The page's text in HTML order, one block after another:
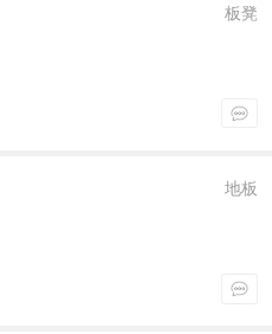
板凳
地板